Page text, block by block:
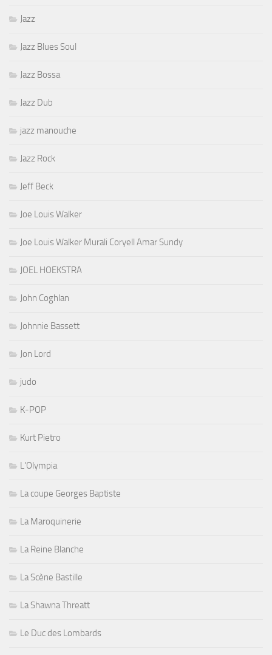
Jazz
Jazz Blues Soul
Jazz Bossa
Jazz Dub
jazz manouche
Jazz Rock
Jeff Beck
Joe Louis Walker
Joe Louis Walker Murali Coryell Amar Sundy
JOEL HOEKSTRA
John Coghlan
Johnnie Bassett
Jon Lord
judo
K-POP
Kurt Pietro
L'Olympia
La coupe Georges Baptiste
La Maroquinerie
La Reine Blanche
La Scène Bastille
La Shawna Threatt
Le Duc des Lombards